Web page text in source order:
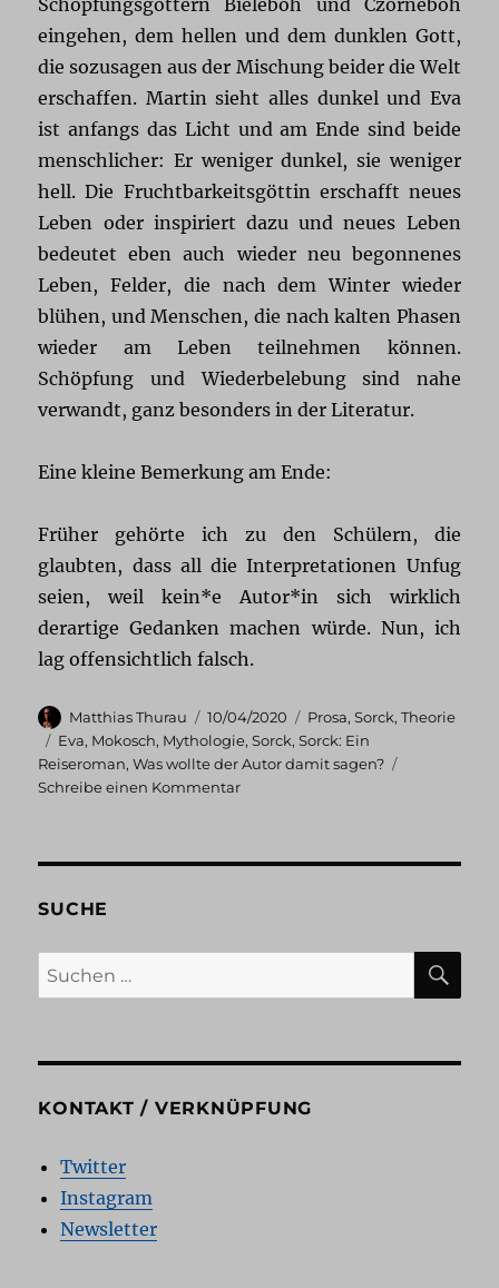
Schöpfungsgöttern Bieleboh und Czorneboh
eingehen, dem hellen und dem dunklen Gott,
die sozusagen aus der Mischung beider die Welt
erschaffen. Martin sieht alles dunkel und Eva
ist anfangs das Licht und am Ende sind beide
menschlicher: Er weniger dunkel, sie weniger
hell. Die Fruchtbarkeitsgöttin erschafft neues
Leben oder inspiriert dazu und neues Leben
bedeutet eben auch wieder neu begonnenes
Leben, Felder, die nach dem Winter wieder
blühen, und Menschen, die nach kalten Phasen
wieder am Leben teilnehmen können.
Schöpfung und Wiederbelebung sind nahe
verwandt, ganz besonders in der Literatur.
Eine kleine Bemerkung am Ende:
Früher gehörte ich zu den Schülern, die
glaubten, dass all die Interpretationen Unfug
seien, weil kein*e Autor*in sich wirklich
derartige Gedanken machen würde. Nun, ich
lag offensichtlich falsch.
Autor
Matthias Thurau
Veröffentlicht
am
10/04/2020 Kategorien
Prosa,Sorck,Theorie
Schlagwörter
Eva, Mokosch, Mythologie,Sorck,Sorck: Ein
Reiseroman,Was wollte der Autor damit sagen?
Schreibe einen Kommentarzu
SUCHE
Suchen
nach:
KONTAKT / VERKNÜPFUNG
Twitter
Instagram
Newsletter